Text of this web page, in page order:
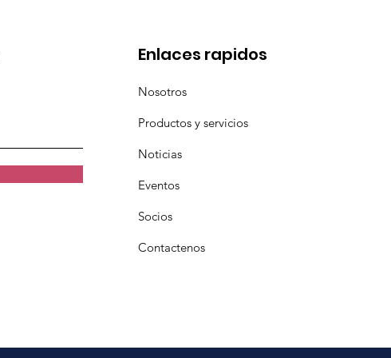
Enlaces rapidos
Nosotros
Productos y servicios
Noticias
Eventos
Socios
Contactenos